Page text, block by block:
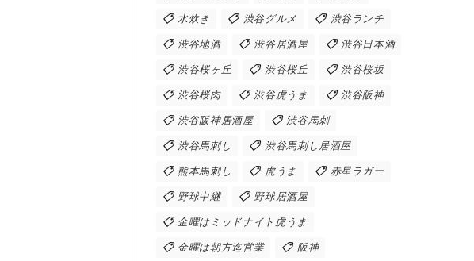
水炊き 渋谷グルメ 渋谷ランチ
渋谷地酒 渋谷居酒屋 渋谷日本酒
渋谷桜ヶ丘 渋谷桜丘 渋谷桜坂
渋谷桜肉 渋谷虎うま 渋谷阪神
渋谷阪神居酒屋 渋谷馬刺
渋谷馬刺し 渋谷馬刺し居酒屋
熊本馬刺し 虎うま 赤星ラガー
野球中継 野球居酒屋
金曜はミッドナイト虎うま
金曜は朝方迄営業 阪神